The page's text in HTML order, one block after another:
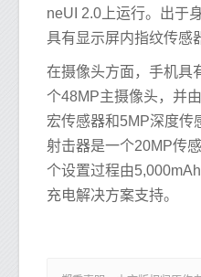
neUI 2.0上运行。出于
具有显示屏内指纹传感
在摄像头方面，手机具
个48MP主摄像头，并
宏传感器和5MP深度传
射击器是一个20MP传
个设置过程由
充电解决方案支持。